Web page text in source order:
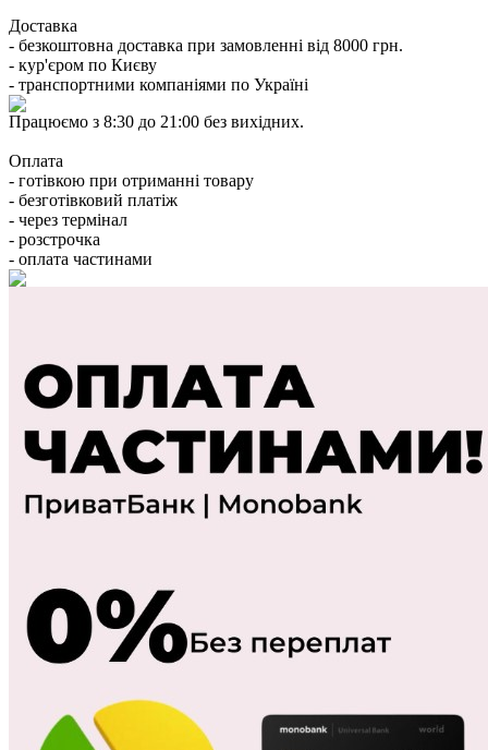
Доставка
- безкоштовна доставка при замовленні від 8000 грн.
- кур'єром по Києву
- транспортними компаніями по Україні
Працюємо з 8:30 до 21:00 без вихідних.
Оплата
- готівкою при отриманні товару
- безготівковий платіж
- через термінал
- розстрочка
- оплата частинами